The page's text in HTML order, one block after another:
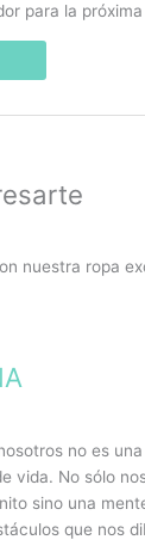
para la
nuestra ropa
no es
vida. No sólo
sino una
que nos